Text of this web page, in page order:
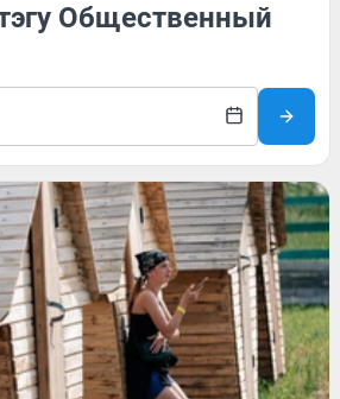
Общественный